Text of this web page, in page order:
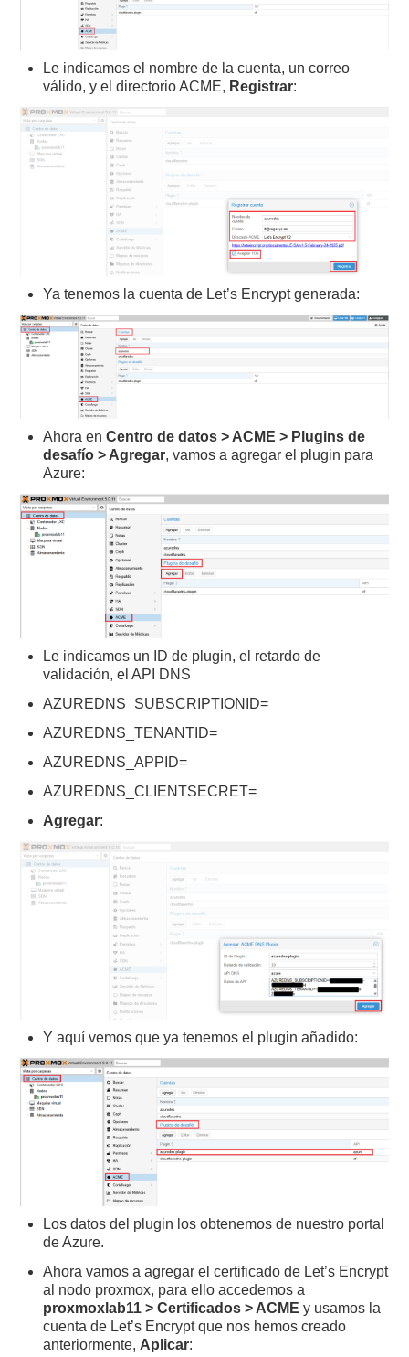
Le indicamos el nombre de la cuenta, un correo
válido, y el directorio ACME, Registrar:
Ya tenemos la cuenta de Let’s Encrypt generada:
Ahora enCentro de datos > ACME > Plugins de
desafío > Agregar, vamos a agregar el plugin para
Azure:
Le indicamos un ID de plugin, el retardo de
validación, el API DNS
AZUREDNS_SUBSCRIPTIONID=
AZUREDNS_TENANTID=
AZUREDNS_APPID=
AZUREDNS_CLIENTSECRET=
Agregar:
Y aquí vemos que ya tenemos el plugin añadido:
Los datos del plugin los obtenemos de nuestro portal
de Azure.
Ahora vamos a agregar el certificado de Let’s Encrypt
al nodo proxmox, para ello accedemos a
proxmoxlab11 > Certificados > ACME y usamos la
cuenta de Let’s Encrypt que nos hemos creado
anteriormente, Aplicar: